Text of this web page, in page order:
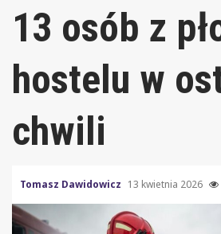
13 osób z
hostelu w
chwili
Tomasz Dawidowicz 13 kwietnia 2026